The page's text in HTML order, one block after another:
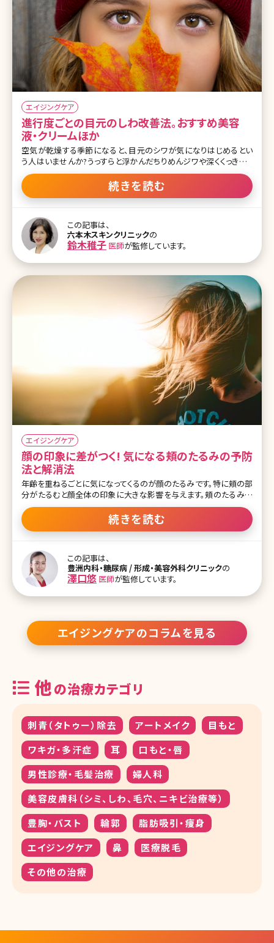
エイジングケア
進行度ごとの目元のしわ改善法。おすすめ美容
液・クリームほか
空気が乾燥する季節になると、目元のシワが気になりはじめるとい
う人はいませんか?うっすらと浮かんだちりめんジワや深くくっきりと
刻まれたしわが気になって、思い切り笑うことができないという方も
いるかもしれませんね。でも、目元のしわは初期段階でケアを始めれ
ば、深いしわになるのを防ぐことも不可能ではありません。ここで目
しく解説していきます。 目次 1.目元のしわってなぜできるの? 1-1.目
元のしわができる原因とは 1-2.目の疲れやこんな習慣が原因になる
ことも 2.目元のしわを改善する方法 2-1.目元のしわを改善するコス
メ 2-2.美容外科でのケア 13.まとめ 1.目元のしわってなぜできるの?
カラスの足跡とも呼ばれる目元のシワ。笑ったときにできる「ハッピー
続きを読む
この記事は、
六本木スキンクリニックの
鈴木稚子 医師が監修しています。
エイジングケア
顔の印象に差がつく! 気になる頬のたるみの予防
法と解消法
年齢を重ねるごとに気になってくるのが顔のたるみです。特に頬の部
分がたるむと顔全体の印象に大きな影響を与えます。頬のたるみが
目立ってしまうと実年齢よりも上に見られてしまう原因にもなりま
す。「いつまでも若々しい印象でいたい」。 これは男女問わず、多くの人
にとって共通の希望かと思います。たるみを全くもってゼロにすると
るみの予防法と解消法について今回はご紹介していこうと思います
ので、是非参考にしてみてください。 【監修医師からのワンポイント】
顔のたるみとは歳を取れば必ず出てくるものですが、そのたるみ方の
スピードを遅らせたり、たるみを改善する方法があります。毎日の生
活でできることや、美容医療を上手く利用してアンチエイジングする
続きを読む
この記事は、
豊洲内科・糖尿病 / 形成・美容外科クリニックの
澤口悠 医師が監修しています。
エイジングケアのコラムを見る
他の治療カテゴリ
刺青（タトゥー）除去 アートメイク
目もと
ワキガ・多汗症
耳
口もと・唇
男性診療・毛髪治療
婦人科
美容皮膚科（シミ、しわ、毛穴、ニキビ治療等）
豊胸・バスト
輪郭
脂肪吸引・痩身
エイジングケア
鼻
医療脱毛
その他の治療